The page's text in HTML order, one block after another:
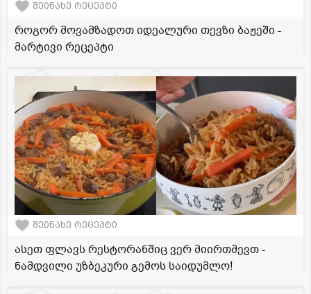
შეინახე რეცეპტი
როგორ მოვამზადოთ იდეალური თევზი ბაჟეში -
მარტივი რეცეპტი
შეინახე რეცეპტი
ასეთ ფლავს რესტორანშიც ვერ მიირთმევთ -
ნამდვილი უზბეკური გემოს საიდუმლო!